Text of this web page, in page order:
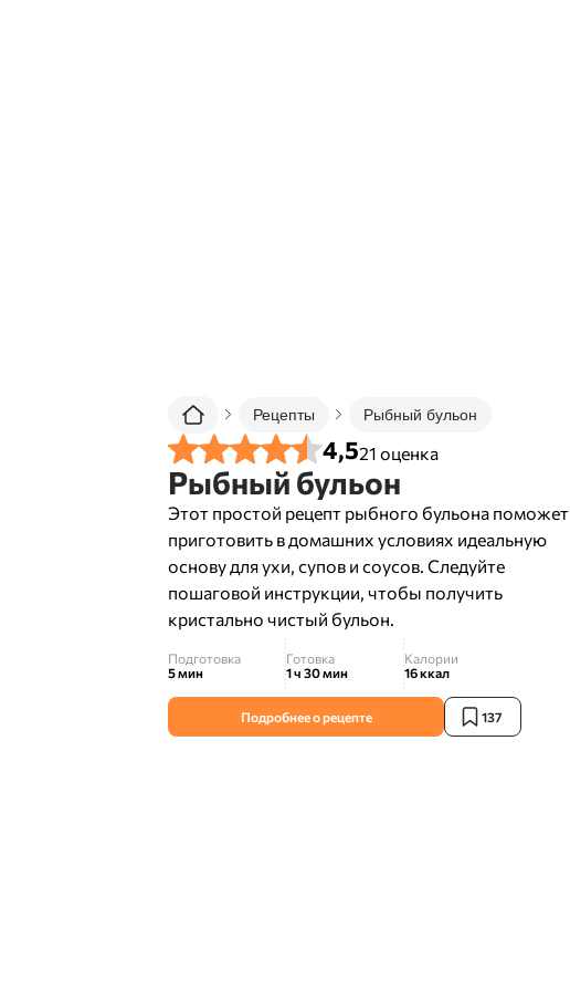
Рецепты Рыбный бульон
4,521 оценка
Рыбный бульон
Этот простой рецепт рыбного бульона поможет
приготовить в домашних условиях идеальную
основу для ухи, супов и соусов. Следуйте
пошаговой инструкции, чтобы получить
кристально чистый бульон.
Подготовка
5 мин
Готовка
1 ч 30 мин
Калории
16ккал
Подробнее о рецепте 137